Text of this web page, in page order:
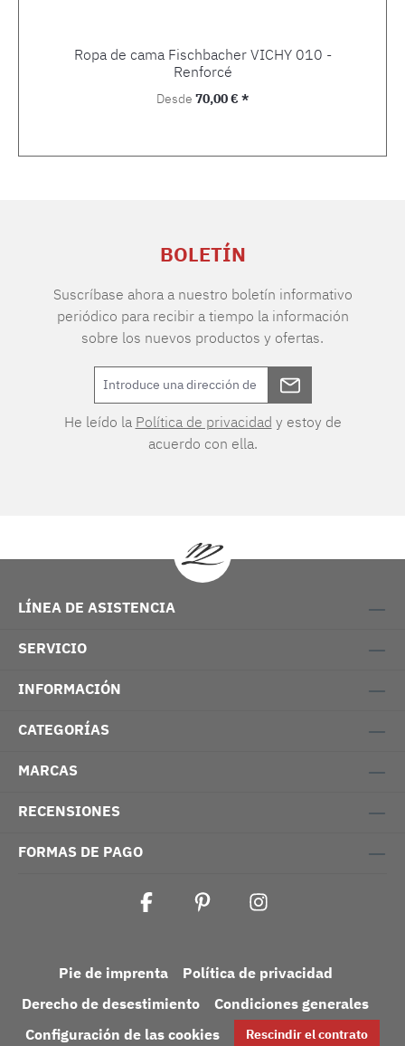
Ropa de cama Fischbacher VICHY 010 -
Renforcé
Precio normal:
Desde 70,00 € *
BOLETÍN
Suscríbase ahora a nuestro boletín informativo
periódico para recibir a tiempo la información
sobre los nuevos productos y ofertas.
He leído la Política de privacidad y estoy de
acuerdo con ella.
LÍNEA DE ASISTENCIA
SERVICIO
INFORMACIÓN
CATEGORÍAS
MARCAS
RECENSIONES
FORMAS DE PAGO
Pie de imprenta
Política de privacidad
Derecho de desestimiento
Condiciones generales
Configuración de las cookies
Rescindir el contrato